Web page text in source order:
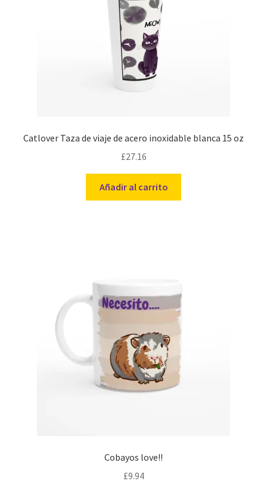
Catlover Taza de viaje de acero inoxidable blanca 15 oz
£27.16
Añadir al carrito
Cobayos love!!
£9.94